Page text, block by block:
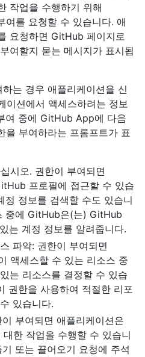
작업을 수행하기 위해
를 요청할 수 있습니다. 애
요청하면 GitHub 페이지로
여할지 묻는 메시지가 표시됩
는 경우 애플리케이션을 신
이션에서 액세스하려는 정보
여 중에 GitHub App에 다음
을 부여하라는 프롬프트가 표
시오. 권한이 부여되면
프로필에 접근할 수 있습
정 정보를 검색할 수도 있습니
중에 GitHub은(는) GitHub
는 계정 정보를 알려줍니다.
파악: 권한이 부여되면
액세스할 수 있는 리소스 중
는 리소스를 결정할 수 있습
권한을 사용하여 적절한 리포
있습니다.
부여되면 애플리케이션은
한 작업을 수행할 수 있습니
또는 끌어오기 요청에 주석